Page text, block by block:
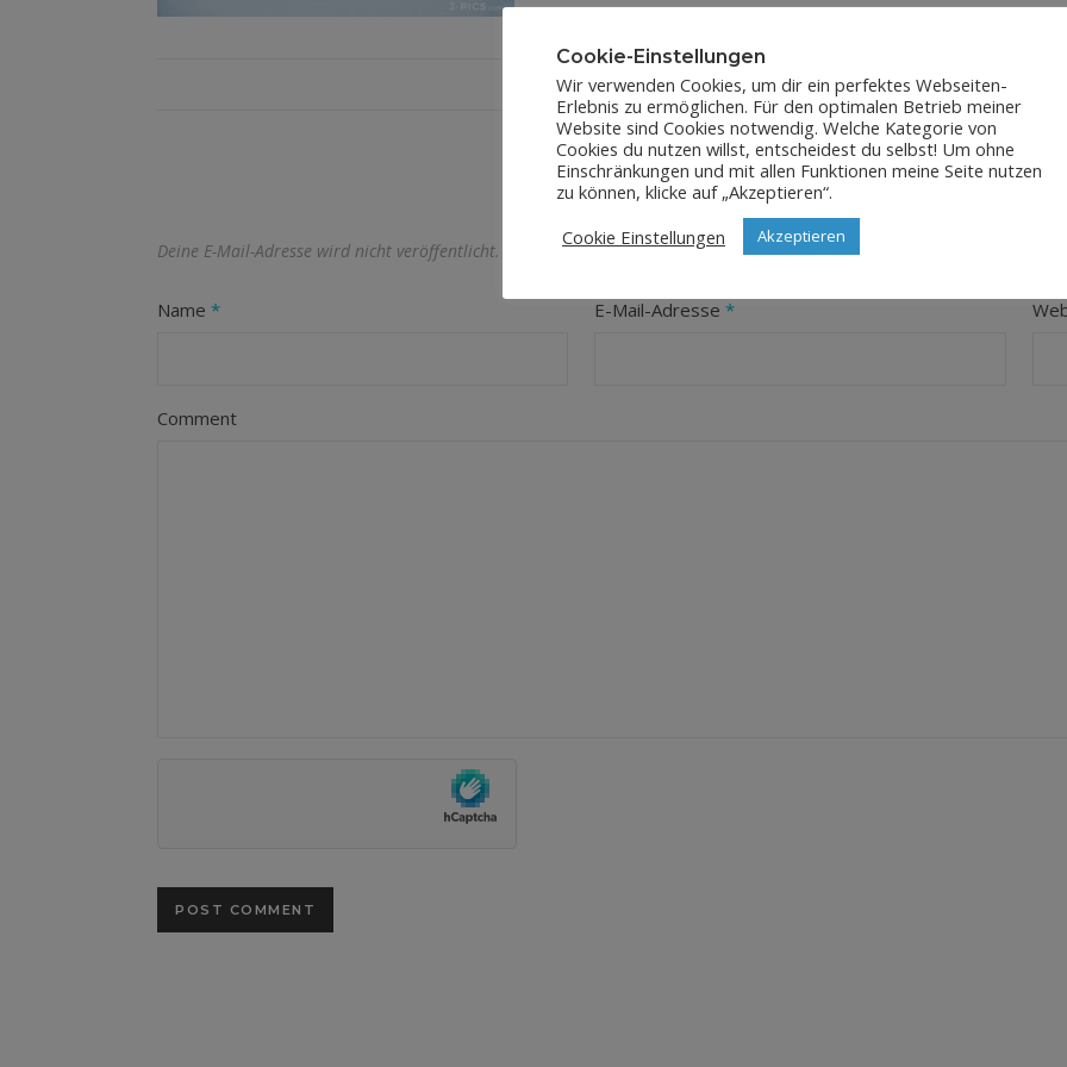
LEAVE A REPLY
Deine E-Mail-Adresse wird nicht veröffentlicht. Erforderliche Felder sind mit* markiert
Name * E-Mail-Adresse*
Comment
Cookie-Einstellungen
Wir verwenden Cookies, um dir ein perfektes Webseiten-
Erlebnis zu ermöglichen. Für den optimalen Betrieb meiner
Website sind Cookies notwendig. Welche Kategorie von
Cookies du nutzen willst, entscheidest du selbst! Um ohne
Einschränkungen und mit allen Funktionen meine Seite nutzen
zu können, klicke auf „Akzeptieren“.
Cookie Einstellungen
Akzeptieren